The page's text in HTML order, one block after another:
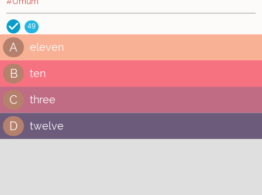
49
A eleven
B ten
C three
D twelve